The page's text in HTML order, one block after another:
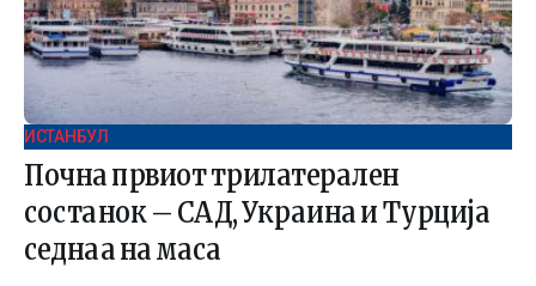
ИСТАНБУЛ
Почна првиот трилатерален
состанок – САД, Украина и Турција
седнаа на маса